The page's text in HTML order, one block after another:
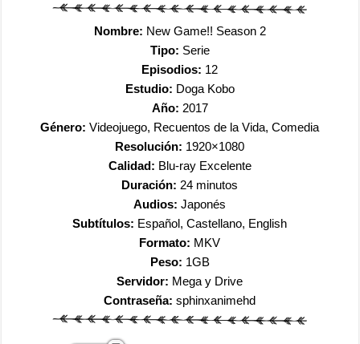
Nombre: New Game!! Season 2
Tipo: Serie
Episodios: 12
Estudio: Doga Kobo
Año: 2017
Género: Videojuego, Recuentos de la Vida, Comedia
Resolución: 1920×1080
Calidad: Blu-ray Excelente
Duración: 24 minutos
Audios:Japonés
Subtítulos: Español, Castellano, English
Formato: MKV
Peso: 1GB
Servidor: Mega y Drive
Contraseña:sphinxanimehd